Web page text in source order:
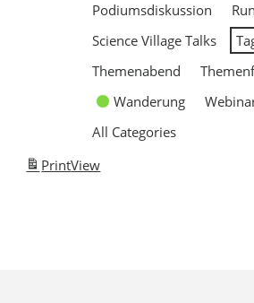
Podiumsdiskussion
Science Village Talks
Themenabend
Wanderung
All Categories
PrintView